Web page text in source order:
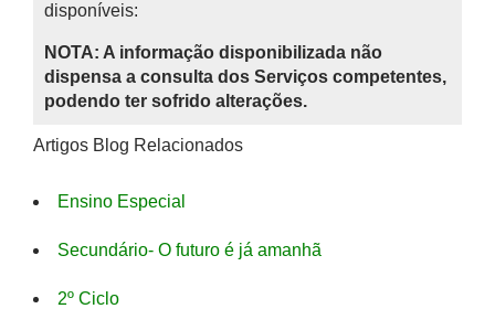
disponíveis:
NOTA: A informação disponibilizada não
dispensa a consulta dos Serviços competentes,
podendo ter sofrido alterações.
Artigos Blog Relacionados
Ensino Especial
Secundário- O futuro é já amanhã
2º Ciclo